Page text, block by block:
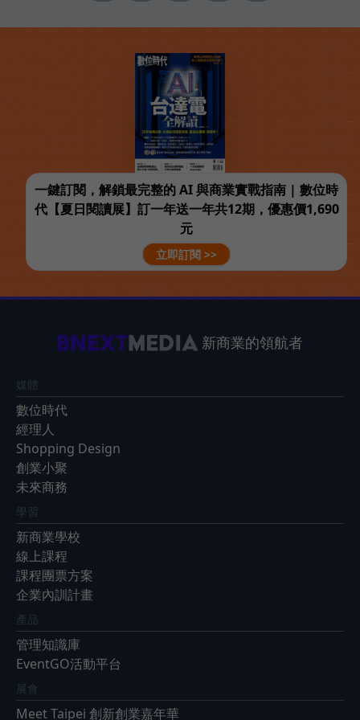
一鍵訂閱，解鎖最完整的 AI 與商業實戰指南 | 數位時
代【夏日閱讀展】訂一年送一年共12期，優惠價1,690
元
立即訂閱 >>
新商業的領航者
媒體
數位時代
經理人
Shopping Design
創業小聚
未來商務
學習
新商業學校
線上課程
課程團票方案
企業內訓計畫
產品
管理知識庫
EventGO活動平台
展會
Meet Taipei 創新創業嘉年華